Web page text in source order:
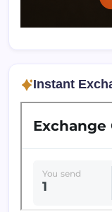
Instant